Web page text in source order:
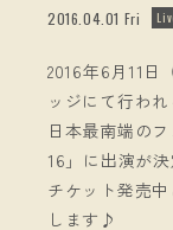
2016.04.01 Fri
2016年6月11日
ッジにて行われ
日本最南端の
16」に出演が
チケット発売
します♪